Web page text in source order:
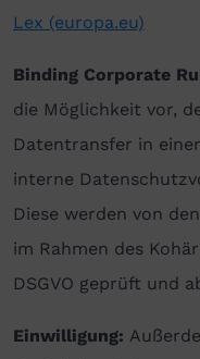
Lex (europa.eu)
Binding Corporate
die Möglichkeit vor,
Datentransfer in
interne
Diese werden von
im Rahmen des
DSGVO geprüft und
Einwilligung: